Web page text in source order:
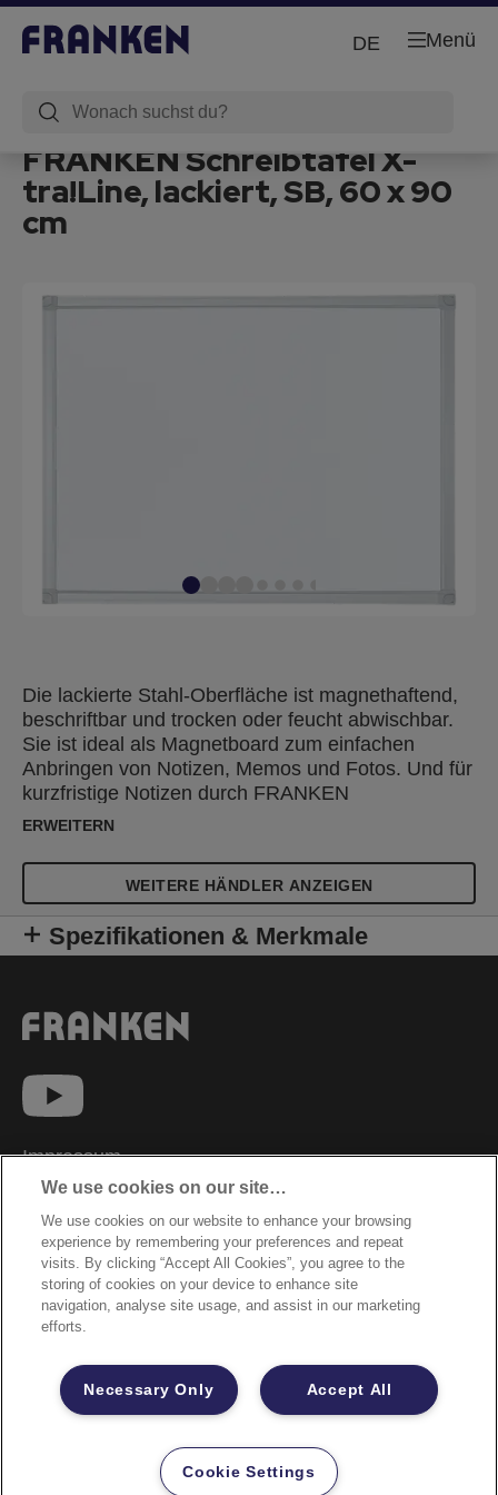
Menü
DE
FRANKEN Schreibtafel X-
tra!Line, lackiert, SB, 60 x 90
cm
Die lackierte Stahl-Oberfläche ist magnethaftend,
beschriftbar und trocken oder feucht abwischbar.
Sie ist ideal als Magnetboard zum einfachen
Anbringen von Notizen, Memos und Fotos. Und für
kurzfristige Notizen durch FRANKEN
Tafelschreiber mit alkoholgelöster Tinte geeignet.
Ablageschale und Zubehör für die
Wandbefestigung (Spiegelaufhängung oder durch
die Ecken, Schrauben und Dübel). Die verdeckte
Montage ist einfach, problemlos und kann
ERWEITERN
WEITERE HÄNDLER ANZEIGEN
Spezifikationen & Merkmale
Impressum
Datenschutzhinweise
Datenzugriffsberechtigung
Sicherheitsdatenblätter
Cookie Richtlinie
Rechtliche Hinweise
Garantiebestimmungen
Site Map
©2026 ACCO Brands
We use cookies on our site…
We use cookies on our website to enhance your browsing
experience by remembering your preferences and repeat
visits. By clicking “Accept All Cookies”, you agree to the
storing of cookies on your device to enhance site
navigation, analyse site usage, and assist in our marketing
efforts.
Accept All
Necessary Only
Cookie Settings